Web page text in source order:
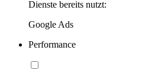
Dienste bereits nutzt:
Google Ads
Performance